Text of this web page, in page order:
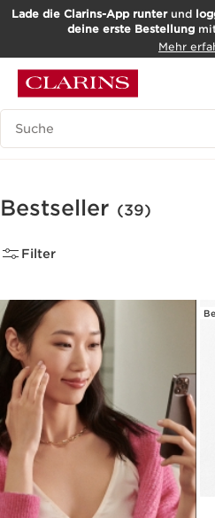
WEITER ZUM INHALT
Lade die Clarins-App runterund
deine erste Bestellung
Mehr
Such-Historie
Bestseller (39)
Filter